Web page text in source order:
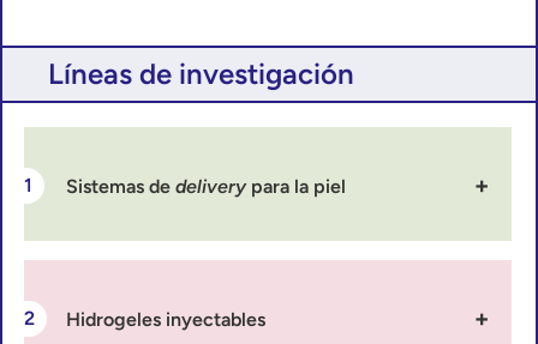
Líneas de investigación
Sistemas de deliverypara la piel
Hidrogeles inyectables